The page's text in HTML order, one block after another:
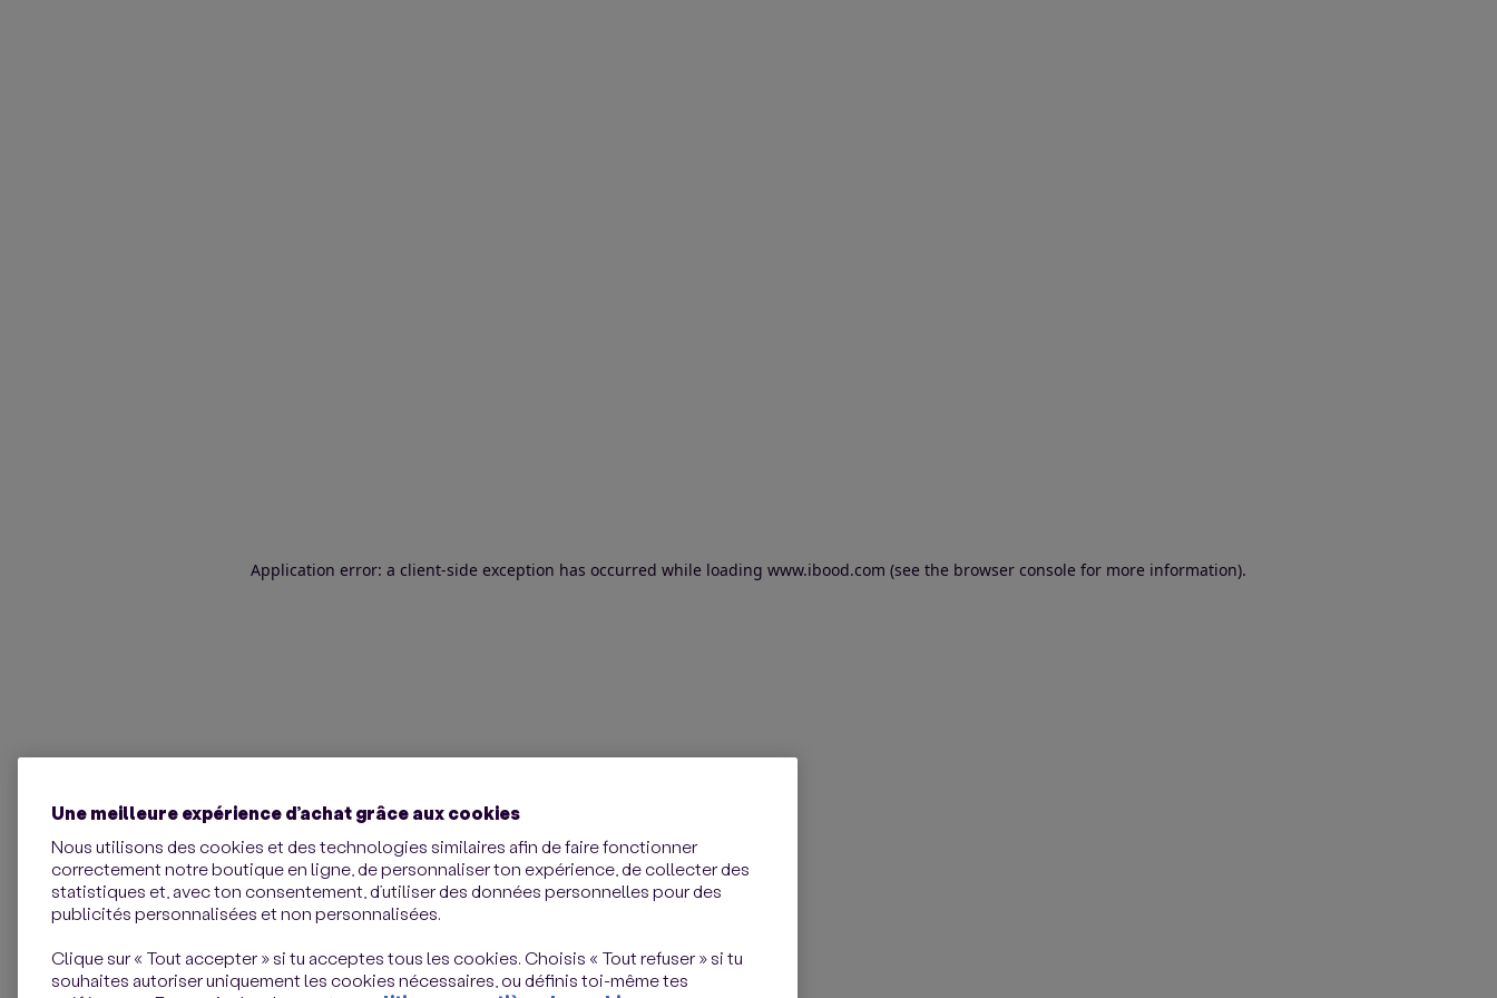
Application error: a client-side exception has occurred while loading www.ibood.com (see the browser console for more information).
Une meilleure expérience d’achat grâce aux cookies
Nous utilisons des cookies et des technologies similaires afin de faire fonctionner
correctement notre boutique en ligne, de personnaliser ton expérience, de collecter des
statistiques et, avec ton consentement, d’utiliser des données personnelles pour des
publicités personnalisées et non personnalisées.
Clique sur « Tout accepter » si tu acceptes tous les cookies. Choisis « Tout refuser » si tu
souhaites autoriser uniquement les cookies nécessaires, ou définis toi-même tes